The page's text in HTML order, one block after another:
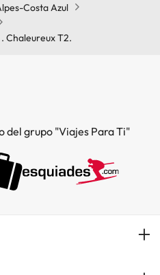
Costa Azul
Chaleureux T2.
del grupo "Viajes Para Ti"